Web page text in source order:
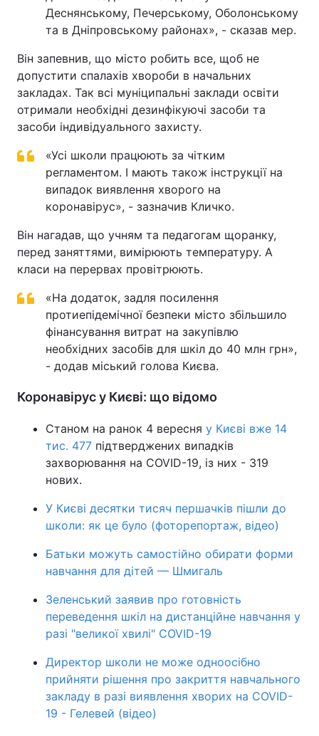
Тема оформлення
Деснянському, Печерському, Оболонському
та в Дніпровському районах», - сказав мер.
Він запевнив, що місто робить все, щоб не
допустити спалахів хвороби в начальних
закладах. Так всі муніципальні заклади освіти
отримали необхідні дезинфікуючі засоби та
засоби індивідуального захисту.
«Усі школи працюють за чітким
регламентом. І мають також інструкції на
випадок виявлення хворого на
коронавірус», - зазначив Кличко.
Він нагадав, що учням та педагогам щоранку,
перед заняттями, вимірюють температуру. А
класи на перервах провітрюють.
«На додаток, задля посилення
протиепідемічної безпеки місто збільшило
фінансування витрат на закупівлю
необхідних засобів для шкіл до 40 млн грн»,
- додав міський голова Києва.
Коронавірус у Києві: що відомо
Станом на ранок 4 вересня у Києві вже 14
тис. 477 підтверджених випадків
захворювання на COVID-19, із них - 319
нових.
У Києві десятки тисяч першачків пішли до
школи: як це було (фоторепортаж, відео)
Батьки можуть самостійно обирати форми
навчання для дітей — Шмигаль
Зеленський заявив про готовність
переведення шкіл на дистанційне навчання у
разі "великої хвилі" COVID-19
Директор школи не може одноосібно
прийняти рішення про закриття навчального
закладу в разі виявлення хворих на COVID-
19 - Гелевей (відео)